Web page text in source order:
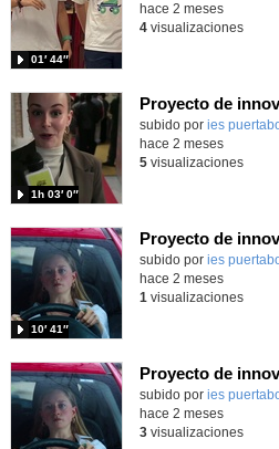
01′ 44″
hace 2 meses
4visualizaciones
Contenido educativo.
subido por ies
1h 03′ 0″
hace 2 meses
5visualizaciones
Contenido educativo.
subido por ies
10′ 41″
hace 2 meses
1 visualizaciones
Proyecto de
Contenido educativo.
subido por ies
hace 2 meses
3visualizaciones